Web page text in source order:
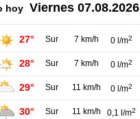
hoy Viernes 07.08.2026
27° Sur 7 km/h 0 l/m2
28° Sur 7 km/h 0 l/m2
29° Sur 11 km/h 0 l/m2
30° Sur 11 km/h 0,1 l/m2